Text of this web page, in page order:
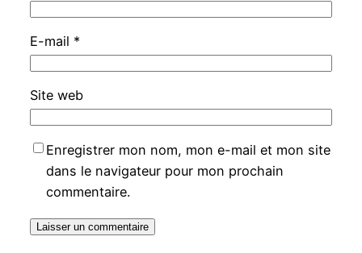
E-mail *
Site web
Enregistrer mon nom, mon e-mail et mon site
dans le navigateur pour mon prochain
commentaire.